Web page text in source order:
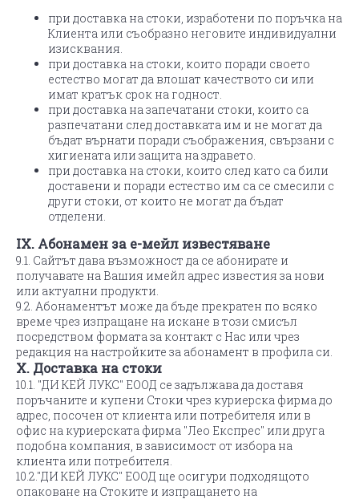
при доставка на стоки, изработени по поръчка на
Клиента или съобразно неговите индивидуални
изисквания.
при доставка на стоки, които поради своето
естество могат да влошат качеството си или
имат кратък срок на годност.
при доставка на запечатани стоки, които са
разпечатани след доставката им и не могат да
бъдат върнати поради съображения, свързани с
хигиената или защита на здравето.
при доставка на стоки, които след като са били
доставени и поради естество им са се смесили с
други стоки, от които не могат да бъдат
отделени.
IX. Абонамен за е-мейл известяване
9.1. Сайтът дава възможност да се абонирате и
получавате на Вашия имейл адрес известия за нови
или актуални продукти.
9.2. Абонаментът може да бъде прекратен по всяко
време чрез изпращане на искане в този смисъл
посредством формата за контакт с Нас или чрез
редакция на настройките за абонамент в профила си.
X. Доставка на стоки
10.1. "ДИ КЕЙ ЛУКС" ЕООД се задължава да доставя
поръчаните и купени Стоки чрез куриерска фирма до
адрес, посочен от клиента или потребителя или в
офис на куриерската фирма "Лео Експрес" или друга
подобна компания, в зависимост от избора на
клиента или потребителя.
10.2."ДИ КЕЙ ЛУКС" ЕООД ще осигури подходящото
опаковане на Стоките и изпращането на